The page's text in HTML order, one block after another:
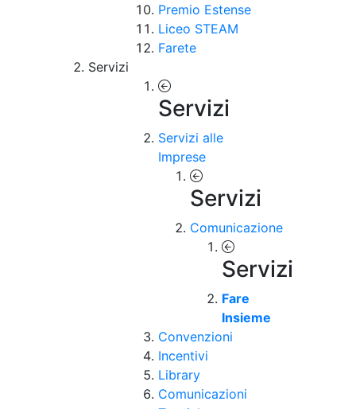
Premio Estense
Liceo STEAM
Farete
Servizi
Servizi
Servizi alle
Imprese
Servizi
Comunicazione
Servizi
Fare
Insieme
Convenzioni
Incentivi
Library
Comunicazioni